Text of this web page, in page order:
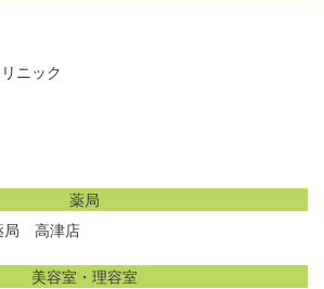
ニック
薬局
局 高津店
美容室・理容室